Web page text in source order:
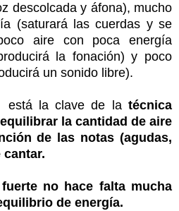
descolcada y áfona), mucho
(saturará las cuerdas y se
aire con poca energía
la fonación) y poco
un sonido libre).
está la clave de la técnica
la cantidad de aire
de las notas (agudas,
cantar.
no hace falta mucha
de energía.